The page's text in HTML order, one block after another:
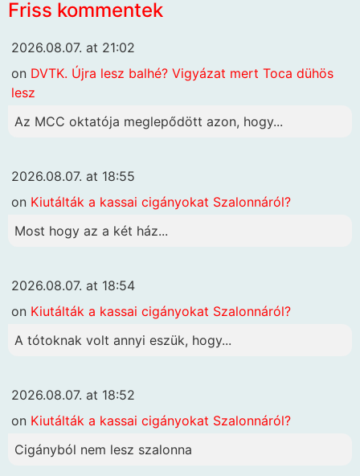
Friss kommentek
2026.08.07. at 21:02
on DVTK. Újra lesz balhé? Vigyázat mert Toca dühös
lesz
Az MCC oktatója meglepődött azon, hogy...
2026.08.07. at 18:55
on Kiutálták a kassai cigányokat Szalonnáról?
Most hogy az a két ház...
2026.08.07. at 18:54
on Kiutálták a kassai cigányokat Szalonnáról?
A tótoknak volt annyi eszük, hogy...
2026.08.07. at 18:52
on Kiutálták a kassai cigányokat Szalonnáról?
Cigányból nem lesz szalonna